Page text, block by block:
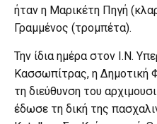
ήταν η Μαρικέτη Πηγή
Γραμμένος (τρομπέτα).
Την ίδια ημέρα στον Ι.Ν.
Κασσωπίτρας, η Δημοτική
τη διεύθυνση του
έδωσε τη δική της